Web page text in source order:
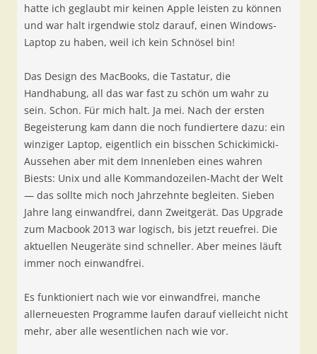
hatte ich geglaubt mir keinen Apple leisten zu können
und war halt irgendwie stolz darauf, einen Windows-
Laptop zu haben, weil ich kein Schnösel bin!
Das Design des MacBooks, die Tastatur, die
Handhabung, all das war fast zu schön um wahr zu
sein. Schon. Für mich halt. Ja mei. Nach der ersten
Begeisterung kam dann die noch fundiertere dazu: ein
winziger Laptop, eigentlich ein bisschen Schickimicki-
Aussehen aber mit dem Innenleben eines wahren
Biests: Unix und alle Kommandozeilen-Macht der Welt
— das sollte mich noch Jahrzehnte begleiten. Sieben
Jahre lang einwandfrei, dann Zweitgerät. Das Upgrade
zum Macbook 2013 war logisch, bis jetzt reuefrei. Die
aktuellen Neugeräte sind schneller. Aber meines läuft
immer noch einwandfrei.
Es funktioniert nach wie vor einwandfrei, manche
allerneuesten Programme laufen darauf vielleicht nicht
mehr, aber alle wesentlichen nach wie vor.